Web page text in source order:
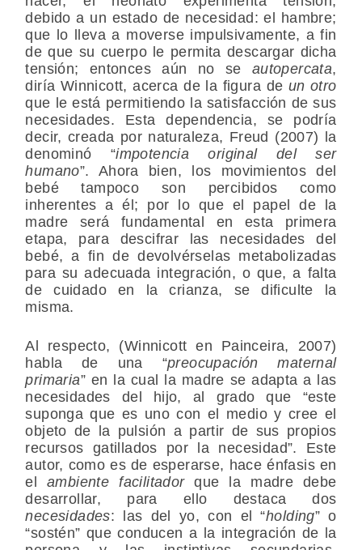
debido a un estado de necesidad: el hambre;
que lo lleva a moverse impulsivamente, a fin
de que su cuerpo le permita descargar dicha
tensión; entonces aún no se autopercata,
diría Winnicott, acerca de la figura de un otro
que le está permitiendo la satisfacción de sus
necesidades. Esta dependencia, se podría
decir, creada por naturaleza, Freud (2007) la
denominó “impotencia original del ser
humano”. Ahora bien, los movimientos del
bebé tampoco son percibidos como
inherentes a él; por lo que el papel de la
madre será fundamental en esta primera
etapa, para descifrar las necesidades del
bebé, a fin de devolvérselas metabolizadas
para su adecuada integración, o que, a falta
de cuidado en la crianza, se dificulte la
misma.
Al respecto, (Winnicott en Painceira, 2007)
habla de una “preocupación maternal
primaria” en la cual la madre se adapta a las
necesidades del hijo, al grado que “este
suponga que es uno con el medio y cree el
objeto de la pulsión a partir de sus propios
recursos gatillados por la necesidad”. Este
autor, como es de esperarse, hace énfasis en
elambiente facilitadorque la madre debe
desarrollar, para ello destaca dos
necesidades: las del yo, con el “holding” o
“sostén” que conducen a la integración de la